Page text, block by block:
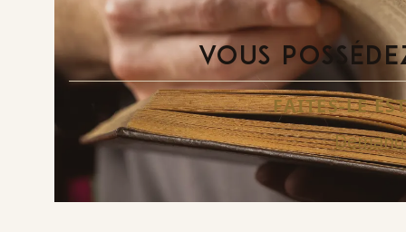
VOUS
FAITES-LE